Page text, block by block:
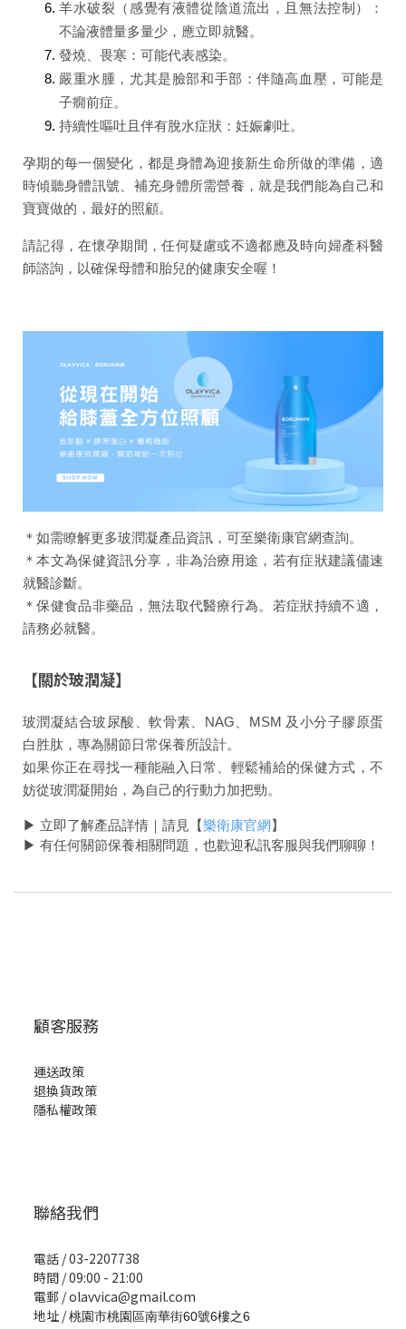
羊水破裂（感覺有液體從陰道流出，且無法控制）
：
不論液體量多量少，應立即就醫。
發燒、畏寒 ：可能代表感染。
嚴重水腫，尤其是臉部和手部 ：伴隨高血壓，可能是
子癇前症。
持續性嘔吐且伴有脫水症狀 ：妊娠劇吐。
孕期的每一個變化，都是身體為迎接新生命所做的準備，適
時傾聽身體訊號、補充身體所需營養，就是我們能為自己和
寶寶做的，最好的照顧。
請記得，在懷孕期間，任何疑慮或不適都應及時向婦產科醫
師諮詢，以確保母體和胎兒的健康安全喔！
＊如需瞭解更多玻潤凝產品資訊，可至樂衛康官網查詢。
＊本文為保健資訊分享，非為治療用途，若有症狀建議儘速
就醫診斷。
＊保健食品非藥品，無法取代醫療行為。若症狀持續不適，
請務必就醫。
【關於玻潤凝】
玻潤凝結合玻尿酸、軟骨素、NAG、MSM 及小分子膠原蛋
白胜肽，專為關節日常保養所設計。
如果你正在尋找一種能融入日常、輕鬆補給的保健方式，不
妨從玻潤凝開始，為自己的行動力加把勁。
▶ 立即了解產品詳情｜請見【樂衛康官網 】
▶ 有任何關節保養相關問題，也歡迎私訊客服與我們聊聊！
顧客服務
運送政策
退換貨政策
隱私權政策
聯絡我們
電話 / 03-2207738
時間 / 09:00 - 21:00
電郵 / olavvica@gmail.com
地址 /桃園市桃園區南華街60號6樓之6